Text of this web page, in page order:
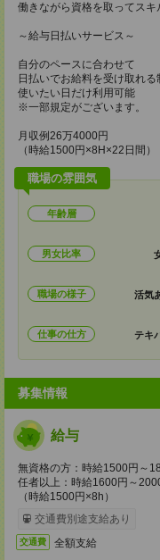
働きながら資格を取ってスキ
～給与日払いサービス～
自分のペースに合わせて
日払いでお給料を受け取れる
使いたい日だけ利用可能
※一部規定がございます。
月収例26万4000円
（時給1500円×8H×22日間）
職場の雰囲気
年齢層
男女比率
職場の様子 活気
仕事の仕方 テキ
募集情報
給与
無資格の方：時給1500円～
任者以上：時給1600円～
（時給1500円×8h）
交通費別途支給あり
交通費 全額支給